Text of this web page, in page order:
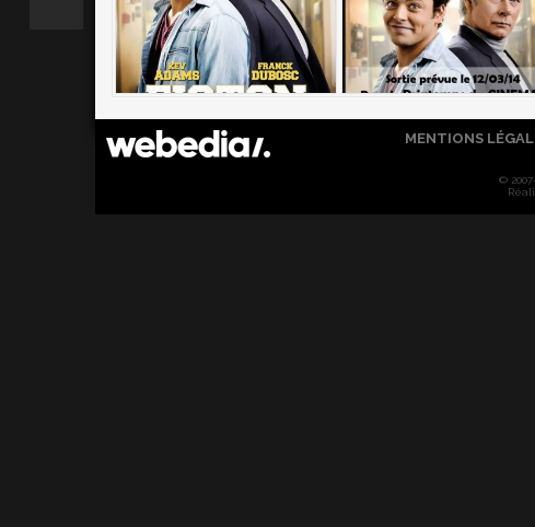
MENTIONS
©